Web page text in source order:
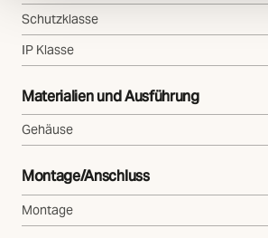
Schutzklasse
IP Klasse
Materialien und Ausführung
Gehäuse
Montage/Anschluss
Montage